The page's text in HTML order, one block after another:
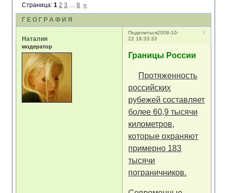
Г Е О Г Р А Ф И Я
Страница:1 2 3 … 8 »
Поделиться 1
2008-10-
22 18:33:33
Наталия
модератор
Границы России
Протяженность
российских
рубежей составляет
более 60,9 тысячи
километров,
которые охраняют
примерно 183
тысячи
пограничников.